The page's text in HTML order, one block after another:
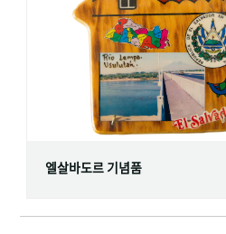
엘살바도르 기념품